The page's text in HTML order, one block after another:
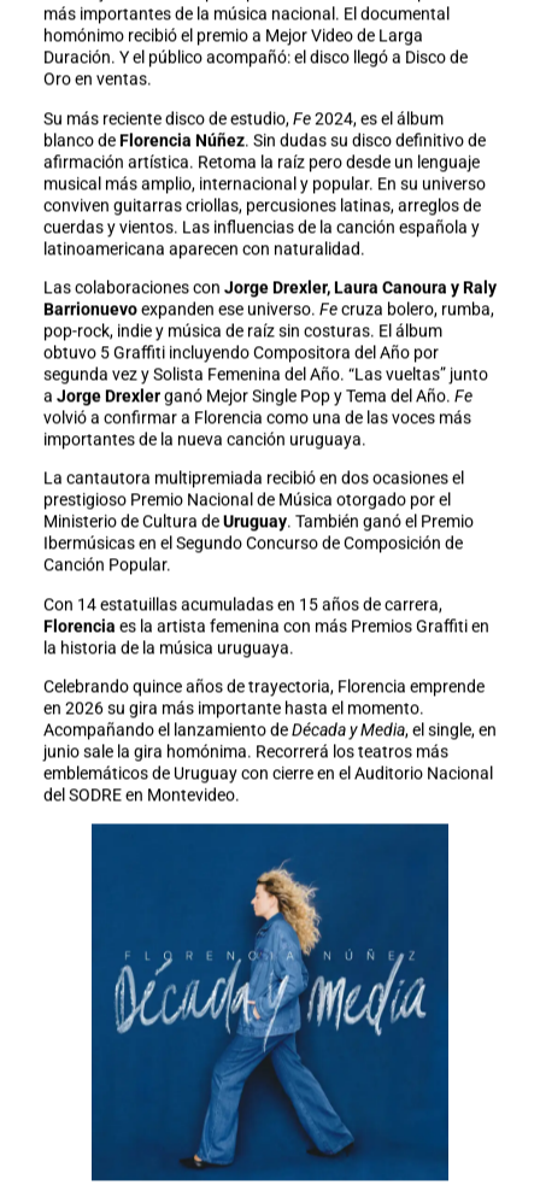
más importantes de la música nacional. El documental
homónimo recibió el premio a Mejor Video de Larga
Duración. Y el público acompañó: el disco llegó a Disco de
Oro en ventas.
Su más reciente disco de estudio, Fe2024, es el álbum
blanco deFlorencia Núñez. Sin dudas su disco definitivo de
afirmación artística. Retoma la raíz pero desde un lenguaje
musical más amplio, internacional y popular. En su universo
conviven guitarras criollas, percusiones latinas, arreglos de
cuerdas y vientos. Las influencias de la canción española y
latinoamericana aparecen con naturalidad.
Las colaboraciones con Jorge Drexler, Laura Canoura y Raly
Barrionuevoexpanden ese universo. Fecruza bolero, rumba,
pop-rock, indie y música de raíz sin costuras. El álbum
obtuvo 5 Graffiti incluyendo Compositora del Año por
segunda vez y Solista Femenina del Año. “Las vueltas” junto
a Jorge Drexlerganó Mejor Single Pop y Tema del Año. Fe
volvió a confirmar a Florencia como una de las voces más
importantes de la nueva canción uruguaya.
La cantautora multipremiada recibió en dos ocasiones el
prestigioso Premio Nacional de Música otorgado por el
Ministerio de Cultura deUruguay. También ganó el Premio
Ibermúsicas en el Segundo Concurso de Composición de
Canción Popular.
Con 14 estatuillas acumuladas en 15 años de carrera,
Florencia es la artista femenina con más Premios Graffiti en
la historia de la música uruguaya.
Celebrando quince años de trayectoria, Florencia emprende
en 2026 su gira más importante hasta el momento.
Acompañando el lanzamiento deDécada y Media, el single, en
junio sale la gira homónima. Recorrerá los teatros más
emblemáticos de Uruguay con cierre en el Auditorio Nacional
del SODRE en Montevideo.